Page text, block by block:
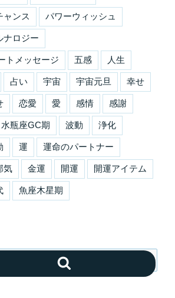
ャンス パワーウィッシュ
ナロジー
トメッセージ 五感 人生
占い 宇宙 宇宙元旦 幸せ
恋愛 愛 感情 感謝
水瓶座GC期 波動 浄化
運 運命のパートナー
気 金運 開運 開運アイテム
魚座木星期
索